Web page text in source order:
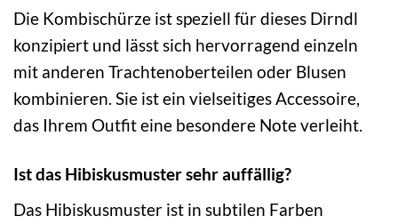
Die Kombischürze ist speziell für dieses Dirndl
konzipiert und lässt sich hervorragend einzeln
mit anderen Trachtenoberteilen oder Blusen
kombinieren. Sie ist ein vielseitiges Accessoire,
das Ihrem Outfit eine besondere Note verleiht.
Ist das Hibiskusmuster sehr auffällig?
Das Hibiskusmuster ist in subtilen Farben